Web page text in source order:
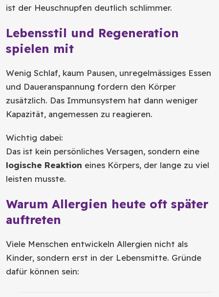
ist der Heuschnupfen deutlich schlimmer.
Lebensstil und Regeneration
spielen mit
Wenig Schlaf, kaum Pausen, unregelmässiges Essen
und Daueranspannung fordern den Körper
zusätzlich. Das Immunsystem hat dann weniger
Kapazität, angemessen zu reagieren.
Wichtig dabei:
Das ist kein persönliches Versagen, sondern eine
logische Reaktion eines Körpers, der lange zu viel
leisten musste.
Warum Allergien heute oft später
auftreten
Viele Menschen entwickeln Allergien nicht als
Kinder, sondern erst in der Lebensmitte. Gründe
dafür können sein: